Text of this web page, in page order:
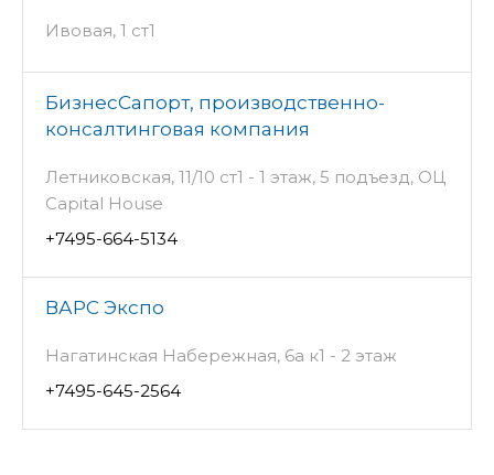
Ивовая, 1 ст1
БизнесСапорт, производственно-
консалтинговая компания
Летниковская, 11/10 ст1 - 1 этаж, 5 подъезд, ОЦ
Capital House
+7495-664-5134
ВАРС Экспо
Нагатинская Набережная, 6а к1 - 2 этаж
+7495-645-2564